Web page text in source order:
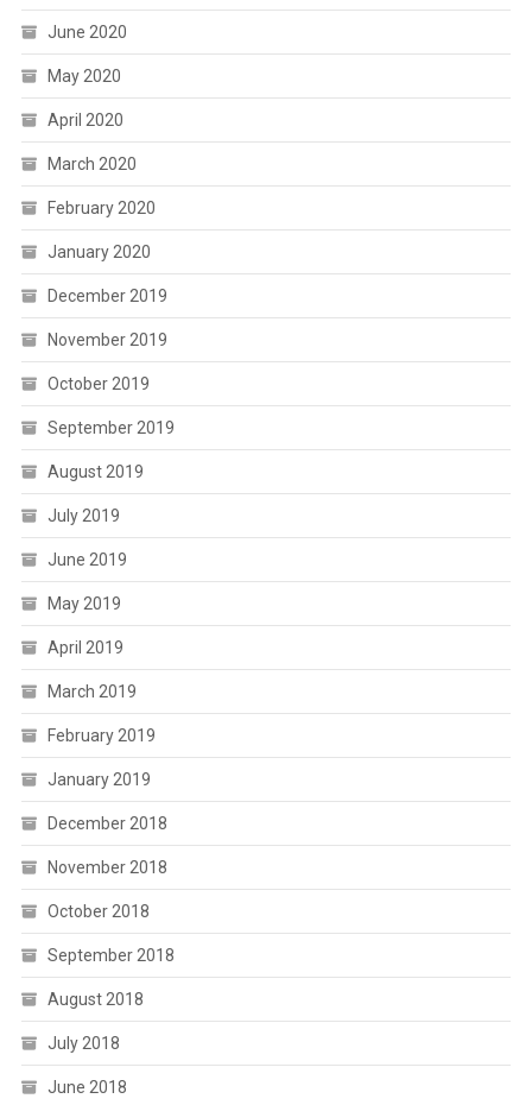
June 2020
May 2020
April 2020
March 2020
February 2020
January 2020
December 2019
November 2019
October 2019
September 2019
August 2019
July 2019
June 2019
May 2019
April 2019
March 2019
February 2019
January 2019
December 2018
November 2018
October 2018
September 2018
August 2018
July 2018
June 2018